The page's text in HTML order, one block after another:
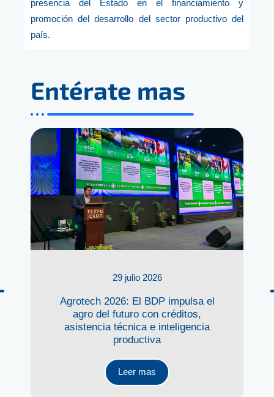
presencia del Estado en el financiamiento y
promoción del desarrollo del sector productivo del
país.
Entérate mas
29 julio 2026
Agrotech 2026: El BDP impulsa el
agro del futuro con créditos,
asistencia técnica e inteligencia
productiva
Leer mas